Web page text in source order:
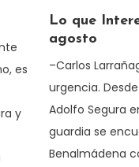
es
y
Lo que
agosto
–Carlos
urgencia.
Adolfo Segura
guardia se
Benalmádena